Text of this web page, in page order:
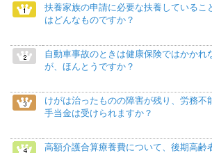
扶養家族の申請に必要な扶養しているこ
はどんなものですか？
自動車事故のときは健康保険ではかかれ
が、ほんとうですか？
けがは治ったものの障害が残り、労務不
手当金は受けられますか？
高額介護合算療養費について、後期高齢